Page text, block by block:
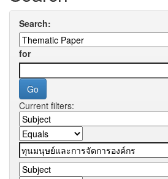
Search:
for
Current filters: